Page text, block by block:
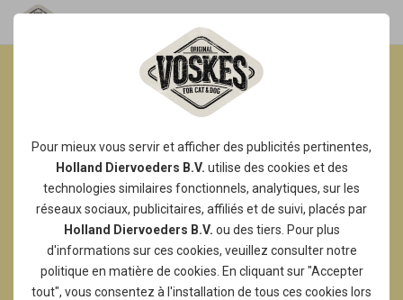
Pour mieux vous servir et afficher des publicités pertinentes,
Holland Diervoeders B.V. utilise des cookies et des
technologies similaires fonctionnels, analytiques, sur les
réseaux sociaux, publicitaires, affiliés et de suivi, placés par
Holland Diervoeders B.V. ou des tiers. Pour plus
d'informations sur ces cookies, veuillez consulter notre
politique en matière de cookies . En cliquant sur "Accepter
tout", vous consentez à l'installation de tous ces cookies lors
DES FRIANDISES À
MÂCHER DURES POUR UN
PLAISIR DE MASTICATION
JAPPOUSTOUFLANT !
Notre gamme de friandises à mâcher dures
est très variée ! Nous pouvons les classer en
3 catégories différentes :